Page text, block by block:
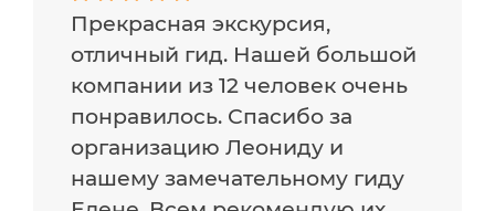
Прекрасная экскурсия,
отличный гид. Нашей большой
компании из 12 человек очень
понравилось. Спасибо за
организацию Леониду и
нашему замечательному гиду